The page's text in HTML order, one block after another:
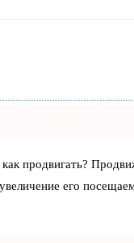
продвигать?
его